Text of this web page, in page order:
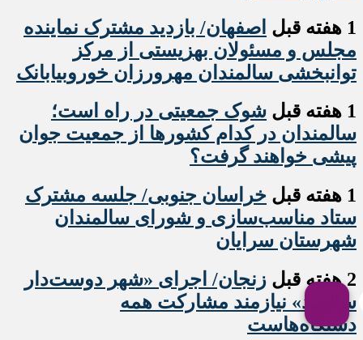
1 هفته قبل
اصفهان/ بازدید مشترک نماینده
مجلس و مسئولان بهزیستی از مرکز
توانبخشی سالمندان مهرورزان خوروبیابانک
1 هفته قبل
شوک جمعیتی در راه است؛
سالمندان در کدام کشورها از جمعیت جوان
پیشی خواهند گرفت؟
1 هفته قبل
خراسان جنوبی/ جلسه مشترک
ستاد مناسب‌سازی و شورای سالمندان
شهرستان سرایان
2 هفته قبل
زنجان/ اجرای «شهر دوست‌دار
سالمند» نیازمند مشارکت همه
دستگاه‌هاست